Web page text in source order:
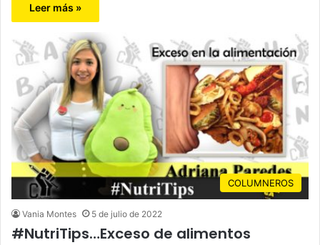
Leer más »
COLUMNEROS
Vania Montes 5 de julio de 2022
#NutriTips…Exceso de alimentos